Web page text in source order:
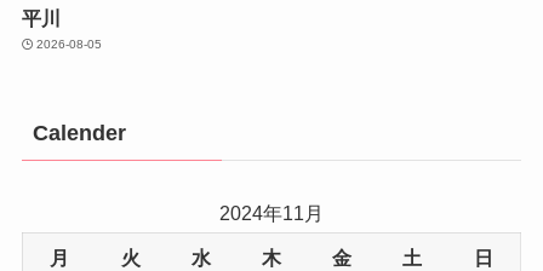
平川
2026-08-05
Calender
2024年11月
月 火 水 木 金 土 日